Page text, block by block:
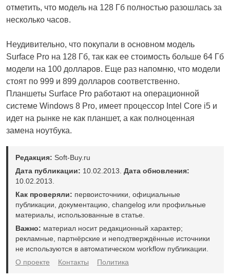
отметить, что модель на 128 Гб полностью разошлась за
несколько часов.
Неудивительно, что покупали в основном модель
Surface Pro на 128 Гб, так как ее стоимость больше 64 Гб
модели на 100 долларов. Еще раз напомню, что модели
стоят по 999 и 899 долларов соответственно.
Планшеты Surface Pro работают на операционной
системе Windows 8 Pro, имеет процессор Intel Core i5 и
идет на рынке не как планшет, а как полноценная
замена ноутбука.
Редакция: Soft-Buy.ru
Дата публикации: 10.02.2013. Дата обновления:
10.02.2013.
Как проверяли: первоисточники, официальные
публикации, документацию, changelog или профильные
материалы, использованные в статье.
Важно: материал носит редакционный характер;
рекламные, партнёрские и неподтверждённые источники
не используются в автоматическом workflow публикации.
О проекте
Контакты Политика